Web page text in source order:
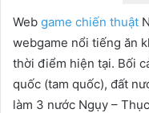
Web game chiến thuật
webgame nổi tiếng ăn
thời điểm hiện tại. Bối
quốc (tam quốc), đất
làm 3 nước Ngụy –